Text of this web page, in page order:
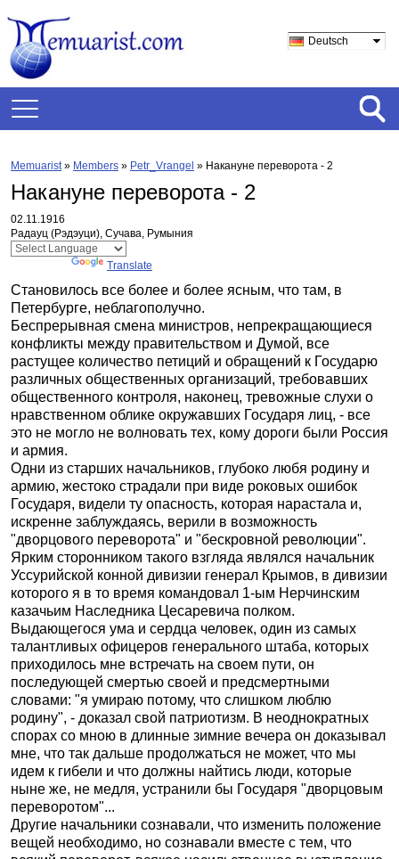
Deutsch
Memuarist» Members » Petr_Vrangel » Накануне переворота - 2
Накануне переворота - 2
02.11.1916
Радауц (Рэдэуци), Сучава, Румыния
Translate
Становилось все более и более ясным, что там, в
Петербурге, неблагополучно.
Беспрерывная смена министров, непрекращающиеся
конфликты между правительством и Думой, все
растущее количество петиций и обращений к Государю
различных общественных организаций, требовавших
общественного контроля, наконец, тревожные слухи о
нравственном облике окружавших Государя лиц, - все
это не могло не волновать тех, кому дороги были Россия
и армия.
Одни из старших начальников, глубоко любя родину и
армию, жестоко страдали при виде роковых ошибок
Государя, видели ту опасность, которая нарастала и,
искренне заблуждаясь, верили в возможность
"дворцового переворота" и "бескровной революции".
Ярким сторонником такого взгляда являлся начальник
Уссурийской конной дивизии генерал Крымов, в дивизии
которого я в то время командовал 1-ым Нерчинским
казачьим Наследника Цесаревича полком.
Выдающегося ума и сердца человек, один из самых
талантливых офицеров генерального штаба, которых
приходилось мне встречать на своем пути, он
последующей смертью своей и предсмертными
словами: "я умираю потому, что слишком люблю
родину", - доказал свой патриотизм. В неоднократных
спорах со мною в длинные зимние вечера он доказывал
мне, что так дальше продолжаться не может, что мы
идем к гибели и что должны найтись люди, которые
ныне же, не медля, устранили бы Государя "дворцовым
переворотом"...
Другие начальники сознавали, что изменить положение
вещей необходимо, но сознавали вместе с тем, что